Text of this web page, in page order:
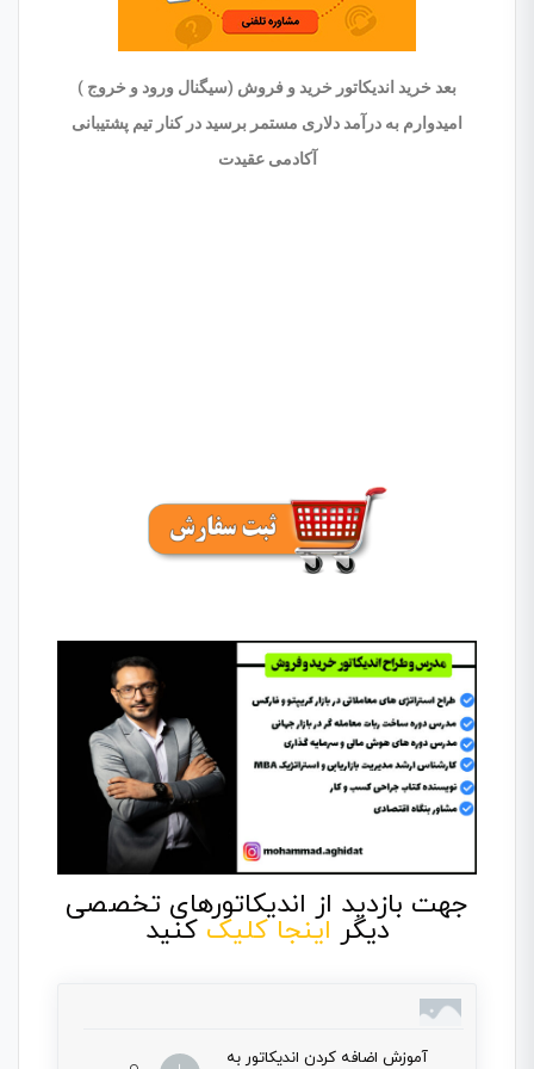
بعد خرید اندیکاتور خرید و فروش (سیگنال ورود و خروج )
امیدوارم به درآمد دلاری مستمر برسید در کنار تیم پشتیبانی
آکادمی عقیدت
جهت بازدید از اندیکاتورهای تخصصی
دیگر اینجا کلیک کنید
آموزش اضافه کردن اندیکاتور به